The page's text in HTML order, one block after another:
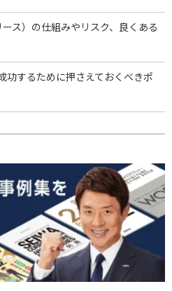
ス）の仕組みやリスク、良くある
功するために押さえておくべきポ